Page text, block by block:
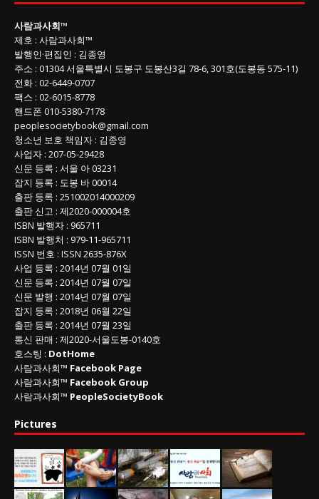
목
록
사람과사회™
제호 : 사람과사회™
발행인·편집인 : 김종영
주소 : 01304서울특별시 도봉구 도봉산3길 78-6, 301호(도봉동 575-11)
전화 : 02-6449-0707
팩스 : 02-6015-8778
핸드폰 010-5380-7178
peoplesocietybook@gmail.com
청소년 보호 책임자 : 김종영
사업자 : 207-05-29428
신문 등록 : 서울 아 03231
잡지 등록 : 도봉 바 00014
출판 등록 : 251002014000209
출판 신고 : 제2020-000004호
ISBN 발행자 : 965711
ISBN 발행처 : 979-11-965711
ISSN 번호 : ISSN 2635-876X
사업 등록 : 2014년 07월 01일
신문 등록 : 2014년 07월 07일
신문 발행 : 2014년 07월 07일
잡지 등록 : 2018년 06월 22일
출판 등록 : 2014년 07월 23일
통신 판매 : 제2020-서울도봉-0140호
호스팅 : DotHome
사람과사회™ Facebook Page
사람과사회™ Facebook Group
사람과사회™ PeopleSocietyBook
Pictures